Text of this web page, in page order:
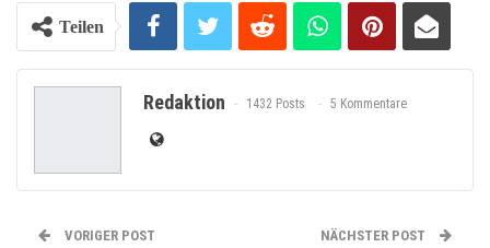
Teilen
Redaktion 1432 Posts 5 Kommentare
VORIGER POST NÄCHSTER POST